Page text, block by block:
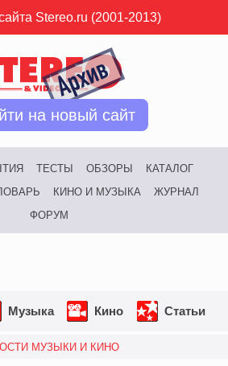
Stereo.ru (2001-2013)
на новый сайт
ТЕСТЫ ОБЗОРЫ
КАТАЛОГ
КИНО И МУЗЫКА
ЖУРНАЛ
ФОРУМ
Музыка Кино Статьи
МУЗЫКИ И КИНО